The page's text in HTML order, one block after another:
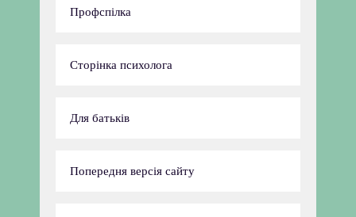
Профспілка
Сторінка психолога
Для батьків
Попередня версія сайту